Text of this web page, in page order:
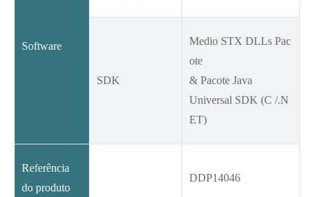
Software
SDK
Medio STX DLLs Pac
ote
& Pacote Java
Universal SDK (C /.N
ET)
Referência
do produto
DDP14046